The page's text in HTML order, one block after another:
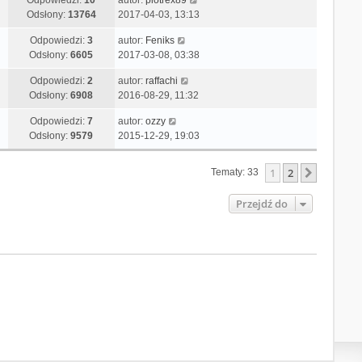
Odsłony: 13764
2017-04-03, 13:13
Odpowiedzi: 3
Odsłony:6605
autor: Feniks
2017-03-08, 03:38
Odpowiedzi: 2
Odsłony:6908
autor: raffachi
2016-08-29, 11:32
Odpowiedzi: 7
Odsłony:9579
autor: ozzy
2015-12-29, 19:03
Tematy: 33 1 2
Przejdź do